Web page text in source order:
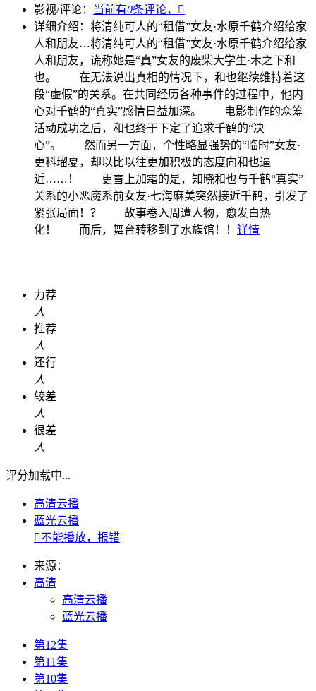
影视/评论：
当前有0条评论，

详细介绍： 将清纯可人的“租借”女友·水原千鹤介绍给家
人和朋友…将清纯可人的“租借”女友·水原千鹤介绍给家
人和朋友，谎称她是“真”女友的废柴大学生·木之下和
也。 在无法说出真相的情况下，和也继续维持着这
段“虚假”的关系。在共同经历各种事件的过程中，他内
心对千鹤的“真实”感情日益加深。 电影制作的众筹
活动成功之后，和也终于下定了追求千鹤的“决
心”。 然而另一方面，个性略显强势的“临时”女友·
更科瑠夏，却以比以往更加积极的态度向和也逼
近……！ 更雪上加霜的是，知晓和也与千鹤“真实”
关系的小恶魔系前女友·七海麻美突然接近千鹤，引发了
紧张局面！？ 故事卷入周遭人物，愈发白热
化！ 而后，舞台转移到了水族馆！！ 详情
力荐
人
推荐
人
还行
人
较差
人
很差
人
评分加载中...
高清云播
蓝光云播
不能播放，报错
来源：
高清
高清云播
蓝光云播
第12集
第11集
第10集